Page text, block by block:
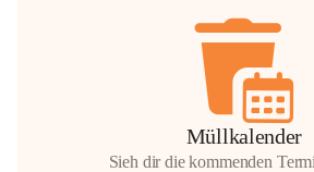
Müllkalender
Sieh dir die kommenden